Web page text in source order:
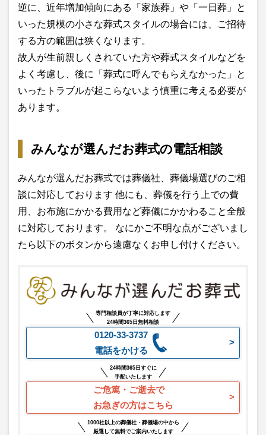
逆に、近年増加傾向にある「家族葬」や「一日葬」と
いった規模の小さな葬式スタイルの場合には、ご招待
する方の範囲は狭くなります。
故人が生前親しくされていた方や葬式スタイルなどを
よく考慮し、後に「葬式に呼んでもらえなかった」と
いったトラブルが起こらないよう慎重に考える必要が
あります。
みんなが選んだお葬式の電話相談
みんなが選んだお葬式では葬儀社、葬儀場選びのご相
談に対応しております 他にも、葬儀を行う上での費
用、お布施にかかる費用など葬儀にかかわること全般
に対応しております。 なにかご不明な点がございまし
たら以下のボタンから遠慮なくお申し付けください。
専門相談員が丁寧に対応します
24時間365日無料相談
0120-33-3737
電話をかける
24時間365日すぐに
手配いたします
ご危篤・ご逝去で
お急ぎの方はこちら
1000社以上の葬儀社・葬儀場の中から
厳選して無料でご案内いたします